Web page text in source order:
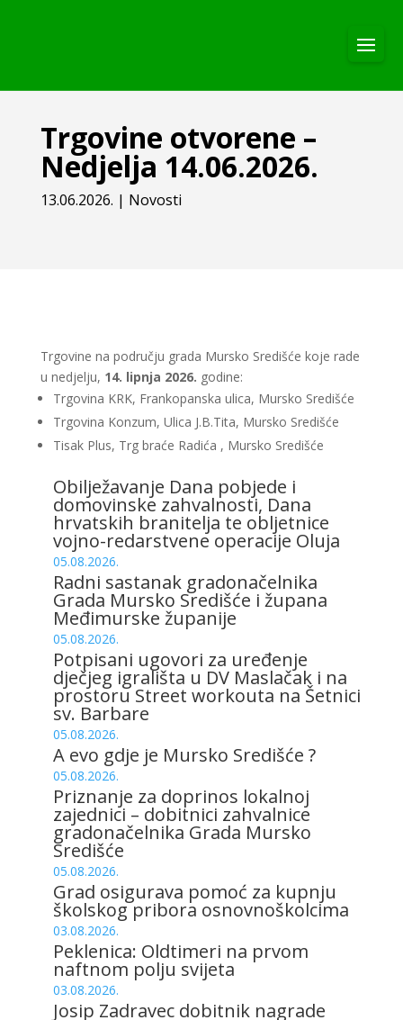
Trgovine otvorene –
Nedjelja 14.06.2026.
13.06.2026. | Novosti
Trgovine na području grada Mursko Središće koje rade
u nedjelju, 14. lipnja 2026. godine:
Trgovina KRK, Frankopanska ulica, Mursko Središće
Trgovina Konzum, Ulica J.B.Tita, Mursko Središće
Tisak Plus, Trg braće Radića , Mursko Središće
Obilježavanje Dana pobjede i
domovinske zahvalnosti, Dana
hrvatskih branitelja te obljetnice
vojno-redarstvene operacije Oluja
05.08.2026.
Radni sastanak gradonačelnika
Grada Mursko Središće i župana
Međimurske županije
05.08.2026.
Potpisani ugovori za uređenje
dječjeg igrališta u DV Maslačak i na
prostoru Street workouta na Šetnici
sv. Barbare
05.08.2026.
A evo gdje je Mursko Središće ?
05.08.2026.
Priznanje za doprinos lokalnoj
zajednici – dobitnici zahvalnice
gradonačelnika Grada Mursko
Središće
05.08.2026.
Grad osigurava pomoć za kupnju
školskog pribora osnovnoškolcima
03.08.2026.
Peklenica: Oldtimeri na prvom
naftnom polju svijeta
03.08.2026.
Josip Zadravec dobitnik nagrade